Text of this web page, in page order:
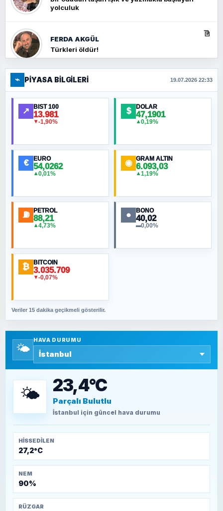
yolculuk
FERDA AKGÜL
Türkleri öldür!
FERHAT BÜYÜKKALKAN
Ankara Zirvesi: NATO Toplantısı mı, Yeni
Ortadoğu Haritasının Provası mı?
MURAT ÖZKAN
NURETTIN BÖLÜK
ORHAN KILIÇOĞLU
Fahişeye beyinli bir müstevli alçağına
SAVAŞ ŞAHİN
SEYFULLAH ÇİÇEK
TEOMAN ALPASLAN
Kütahya-Eskişehir Muharebeleri (10-24
⌁ PIYASA BILGILERI 19.07.2026 22:33
↗ BIST 100
13.981
▼-1,90%
$ DOLAR
47,1901
▲0,19%
€ EURO
54,0262
▲0,01%
◉ GRAM ALTIN
6.093,03
▲1,19%
⛽ PETROL
88,21
▲4,73%
● BONO
40,02
▬0,00%
₿ BITCOIN
3.035.709
▼-0,07%
Veriler 15 dakika geçikmeli gösterilir.
🌤️
HAVA DURUMU
🌤️ 23,4°C
Parçalı Bulutlu
İstanbul için güncel hava durumu
HISSEDILEN
27,2°C
NEM
90%
RÜZGAR